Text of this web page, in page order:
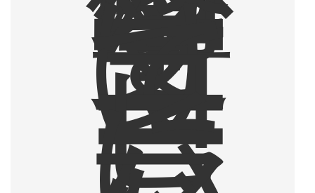
受
け
て
コ
ー
ヒ
ー
に